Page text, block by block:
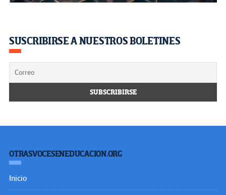
SUSCRIBIRSE A NUESTROS BOLETINES
OTRASVOCESENEDUCACION.ORG
Inicio